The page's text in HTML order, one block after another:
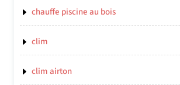
chauffe piscine au bois
clim
clim airton